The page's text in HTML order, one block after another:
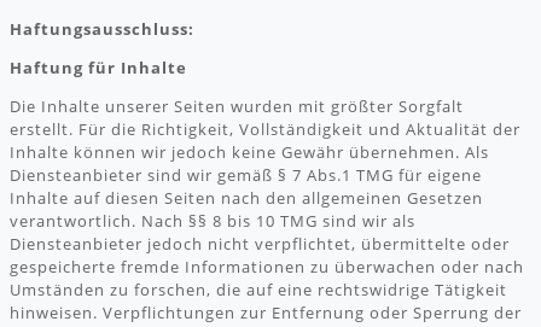
Haftungsausschluss:
Haftung für Inhalte
Die Inhalte unserer Seiten wurden mit größter Sorgfalt
erstellt. Für die Richtigkeit, Vollständigkeit und Aktualität der
Inhalte können wir jedoch keine Gewähr übernehmen. Als
Diensteanbieter sind wir gemäß § 7 Abs.1 TMG für eigene
Inhalte auf diesen Seiten nach den allgemeinen Gesetzen
verantwortlich. Nach §§ 8 bis 10 TMG sind wir als
Diensteanbieter jedoch nicht verpflichtet, übermittelte oder
gespeicherte fremde Informationen zu überwachen oder nach
Umständen zu forschen, die auf eine rechtswidrige Tätigkeit
hinweisen. Verpflichtungen zur Entfernung oder Sperrung der